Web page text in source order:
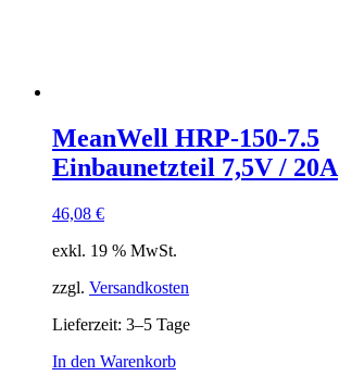
MeanWell HRP-150-7.5
Einbaunetzteil 7,5V / 20A
46,08 €
exkl. 19 % MwSt.
zzgl. Versandkosten
Lieferzeit: 3–5 Tage
In den Warenkorb